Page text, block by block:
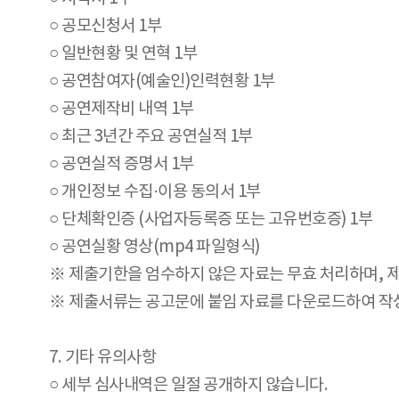
○ 공모신청서 1부
○ 일반현황 및 연혁 1부
○ 공연참여자(예술인)인력현황 1부
○ 공연제작비 내역 1부
○ 최근 3년간 주요 공연실적 1부
○ 공연실적 증명서 1부
○ 개인정보 수집·이용 동의서 1부
○ 단체확인증 (사업자등록증 또는 고유번호증) 1부
○ 공연실황 영상(mp4 파일형식)
※ 제출기한을 엄수하지 않은 자료는 무효 처리하며,
※ 제출서류는 공고문에 붙임 자료를 다운로드하여 작
7. 기타 유의사항
○ 세부 심사내역은 일절 공개하지 않습니다.